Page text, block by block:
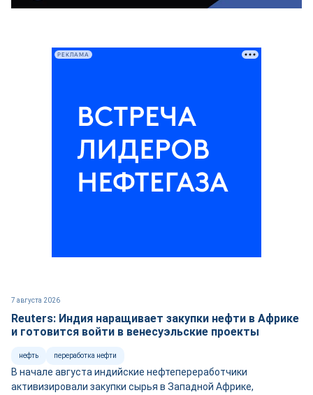
7 августа 2026
Reuters: Индия наращивает закупки нефти в Африке
и готовится войти в венесуэльские проекты
нефть переработка нефти
В начале августа индийские нефтепереработчики
активизировали закупки сырья в Западной Африке,
РЕКЛАМА